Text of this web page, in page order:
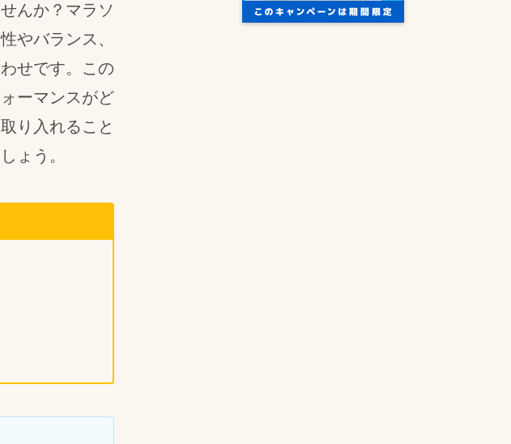
んか？マラソ
やバランス、
せです。この
ーマンスがど
り入れること
ょう。